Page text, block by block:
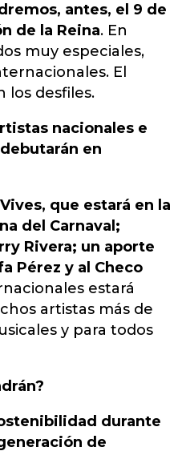
antes, el 9 de
de la Reina. En
muy especiales,
El
los desfiles.
nacionales e
en
que estará en la
del Carnaval;
Rivera; un aporte
Pérez y al Checo
estará
artistas más de
y para todos
durante
de